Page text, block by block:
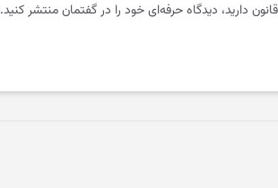
دارید، دیدگاه حرفه‌ای خود را در گفتمان منتشر کنید.